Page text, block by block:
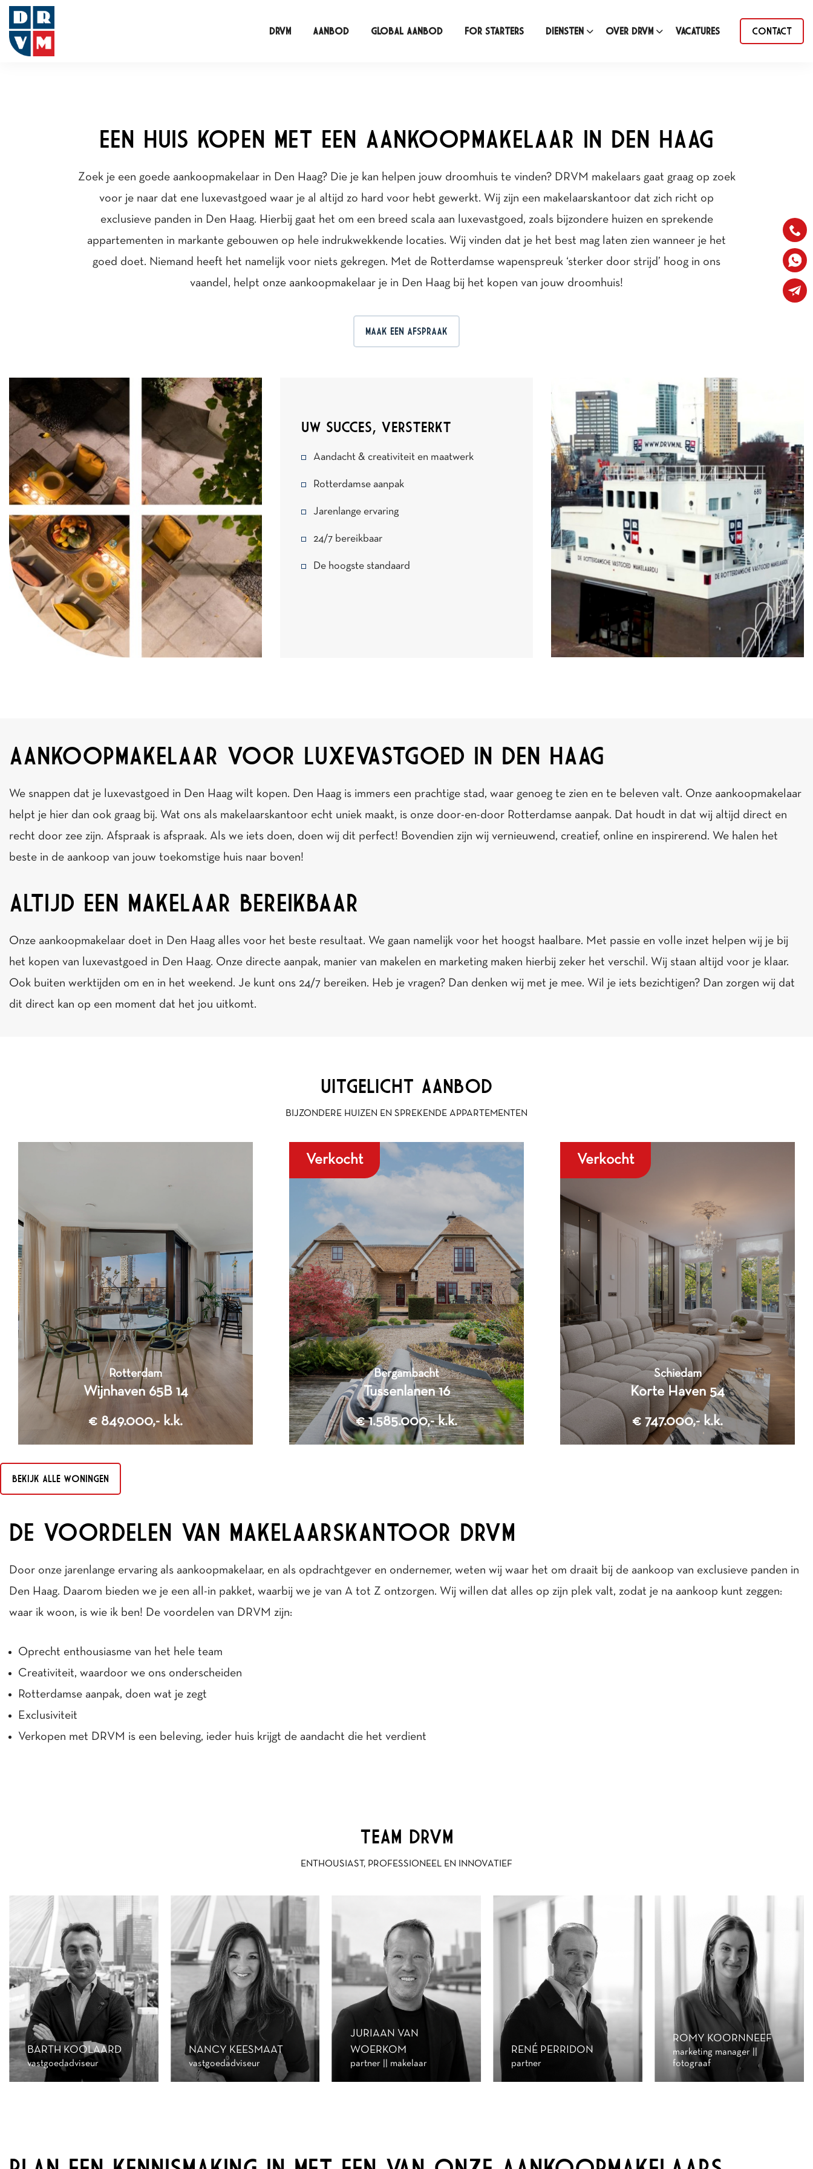
DRVM AANBOD GLOBAL AANBOD FOR STARTERS DIENSTEN OVER DRVM VACATURES CONTACT
EEN HUIS KOPEN MET EEN AANKOOPMAKELAAR IN DEN HAAG
Zoek je een goede aankoopmakelaarin Den Haag? Die je kan helpen jouw droomhuis te vinden? DRVM makelaarsgaat graag op zoek
voor je naar dat ene luxevastgoed waar je al altijd zo hard voor hebt gewerkt. Wij zijn een makelaarskantoor dat zich richt op
exclusieve panden in Den Haag. Hierbij gaat het om een breed scala aan luxevastgoed, zoals bijzondere huizen en sprekende
appartementen in markante gebouwen op hele indrukwekkende locaties. Wij vinden dat je het best mag laten zien wanneer je het
goed doet. Niemand heeft het namelijk voor niets gekregen. Met de Rotterdamse wapenspreuk ‘sterker door strijd’ hoog in ons
vaandel, helpt onze aankoopmakelaar je in Den Haag bij het kopen van jouw droomhuis!
MAAK EEN AFSPRAAK
UW SUCCES, VERSTERKT
Aandacht & creativiteit en maatwerk
Rotterdamse aanpak
Jarenlange ervaring
24/7 bereikbaar
De hoogste standaard
AANKOOPMAKELAAR VOOR LUXEVASTGOED IN DEN HAAG
We snappen dat je luxevastgoed in Den Haag wilt kopen. Den Haag is immers een prachtige stad, waar genoeg te zien en te beleven valt. Onze aankoopmakelaar
helpt je hier dan ook graag bij. Wat ons als makelaarskantoor echt uniek maakt, is onze door-en-door Rotterdamse aanpak. Dat houdt in dat wij altijd direct en
recht door zee zijn. Afspraak is afspraak. Als we iets doen, doen wij dit perfect! Bovendien zijn wij vernieuwend, creatief, online en inspirerend. We halen het
beste in de aankoop van jouw toekomstige huis naar boven!
ALTIJD EEN MAKELAAR BEREIKBAAR
Onze aankoopmakelaar doet in Den Haag alles voor het beste resultaat. We gaan namelijk voor het hoogst haalbare. Met passie en volle inzet helpen wij je bij
het kopen van luxevastgoed in Den Haag. Onze directe aanpak, manier van makelen en marketing maken hierbij zeker het verschil. Wij staan altijd voor je klaar.
Ook buiten werktijden om en in het weekend. Je kunt ons 24/7 bereiken. Heb je vragen? Dan denken wij met je mee. Wil je iets bezichtigen? Dan zorgen wij dat
dit direct kan op een moment dat het jou uitkomt.
UITGELICHT AANBOD
BIJZONDERE HUIZEN EN SPREKENDE APPARTEMENTEN
Rotterdam
Wijnhaven 65B 14
€ 849.000,- k.k.
Kamers
Slaapkamers
2
Verkocht
Bergambacht
Tussenlanen 16
€ 1.585.000,- k.k.
Slaapkamers
Woonoppervlakte
1.800 m2
Verkocht
Schiedam
Korte Haven 54
€ 747.000,- k.k.
Woonoppervlakte
2
BEKIJK ALLE WONINGEN
DE VOORDELEN VAN MAKELAARSKANTOOR DRVM
Door onze jarenlange ervaring als aankoopmakelaar, en als opdrachtgever en ondernemer, weten wij waar het om draait bij de aankoop van exclusieve panden in
Den Haag. Daarom bieden we je een all-in pakket, waarbij we je van A tot Z ontzorgen. Wij willen dat alles op zijn plek valt, zodat je na aankoop kunt zeggen:
waar ik woon, is wie ik ben! De voordelen van DRVM zijn:
Oprecht enthousiasme van het hele team
Creativiteit, waardoor we ons onderscheiden
Rotterdamse aanpak, doen wat je zegt
Exclusiviteit
Verkopen met DRVM is een beleving, ieder huis krijgt de aandacht die het verdient
TEAM DRVM
ENTHOUSIAST, PROFESSIONEEL EN INNOVATIEF
BARTH KOOLAARD
vastgoedadviseur
NANCY KEESMAAT
vastgoedadviseur
JURIAAN VAN
WOERKOM
partner || makelaar
RENÉ PERRIDON
partner
ROMY KOORNNEEF
marketing manager ||
fotograaf